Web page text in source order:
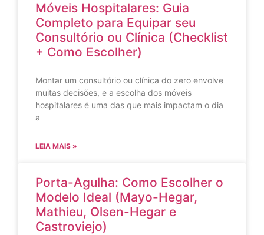
Móveis Hospitalares: Guia
Completo para Equipar seu
Consultório ou Clínica (Checklist
+ Como Escolher)
Montar um consultório ou clínica do zero envolve
muitas decisões, e a escolha dos móveis
hospitalares é uma das que mais impactam o dia
a
LEIA MAIS »
Porta-Agulha: Como Escolher o
Modelo Ideal (Mayo-Hegar,
Mathieu, Olsen-Hegar e
Castroviejo)